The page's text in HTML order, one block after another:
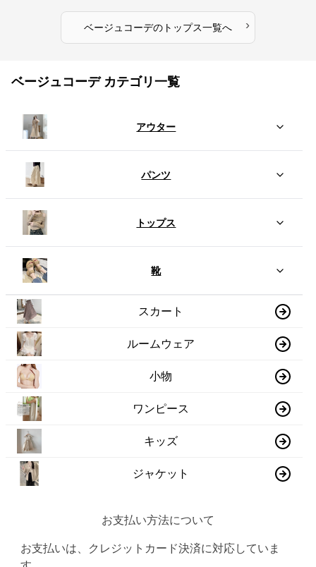
ベージュコーデのトップス一覧へ ›
ベージュコーデ カテゴリ一覧
アウター
パンツ
トップス
靴
スカート
ルームウェア
小物
ワンピース
キッズ
ジャケット
お支払い方法について
お支払いは、クレジットカード決済に対応していま